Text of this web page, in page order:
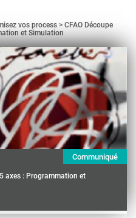
vos process
CFAO Découpe
et Simulation
Communiqué
axes : Programmation et